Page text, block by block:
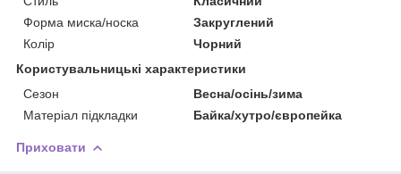
Форма миска/носка
Закруглений
Колір
Чорний
Користувальницькі характеристики
Сезон
Весна/осінь/зима
Матеріал підкладки
Байка/хутро/європейка
Приховати